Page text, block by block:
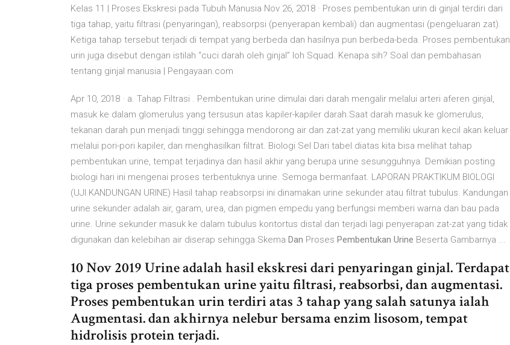
Kelas 11 | Proses Ekskresi pada Tubuh Manusia Nov 26, 2018 · Proses pembentukan urin di ginjal terdiri dari
tiga tahap, yaitu filtrasi (penyaringan), reabsorpsi (penyerapan kembali) dan augmentasi (pengeluaran zat).
Ketiga tahap tersebut terjadi di tempat yang berbeda dan hasilnya pun berbeda-beda. Proses pembentukan
urin juga disebut dengan istilah “cuci darah oleh ginjal” loh Squad. Kenapa sih? Soal dan pembahasan
tentang ginjal manusia | Pengayaan.com
Apr 10, 2018 · a. Tahap Filtrasi . Pembentukan urine dimulai dari darah mengalir melalui arteri aferen ginjal,
masuk ke dalam glomerulus yang tersusun atas kapiler-kapiler darah.Saat darah masuk ke glomerulus,
tekanan darah pun menjadi tinggi sehingga mendorong air dan zat-zat yang memiliki ukuran kecil akan keluar
melalui pori-pori kapiler, dan menghasilkan filtrat. Biologi Sel Dari tabel diatas kita bisa melihat tahap
pembentukan urine, tempat terjadinya dan hasil akhir yang berupa urine sesungguhnya. Demikian posting
biologi hari ini mengenai proses terbentuknya urine. Semoga bermanfaat. LAPORAN PRAKTIKUM BIOLOGI
(UJI KANDUNGAN URINE) Hasil tahap reabsorpsi ini dinamakan urine sekunder atau filtrat tubulus. Kandungan
urine sekunder adalah air, garam, urea, dan pigmen empedu yang berfungsi memberi warna dan bau pada
urine. Urine sekunder masuk ke dalam tubulus kontortus distal dan terjadi lagi penyerapan zat-zat yang tidak
digunakan dan kelebihan air diserap sehingga Skema Dan Proses Pembentukan Urine Beserta Gambarnya ...
10 Nov 2019 Urine adalah hasil ekskresi dari penyaringan ginjal. Terdapat
tiga proses pembentukan urine yaitu filtrasi, reabsorbsi, dan augmentasi.
Proses pembentukan urin terdiri atas 3 tahap yang salah satunya ialah
Augmentasi. dan akhirnya nelebur bersama enzim lisosom, tempat
hidrolisis protein terjadi.